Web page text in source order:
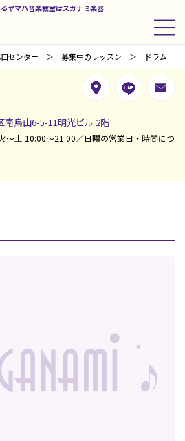
ヤマハ音楽教室はスガナミ楽器
センター 募集中のレッスン ドラム
烏山6-5-11明光ビル 2階
～土 10:00～21:00／日曜の営業日・時間につ